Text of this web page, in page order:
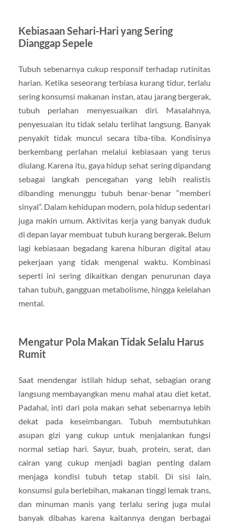
Kebiasaan Sehari-Hari yang Sering
Dianggap Sepele
Tubuh sebenarnya cukup responsif terhadap rutinitas
harian. Ketika seseorang terbiasa kurang tidur, terlalu
sering konsumsi makanan instan, atau jarang bergerak,
tubuh perlahan menyesuaikan diri. Masalahnya,
penyesuaian itu tidak selalu terlihat langsung. Banyak
penyakit tidak muncul secara tiba-tiba. Kondisinya
berkembang perlahan melalui kebiasaan yang terus
diulang. Karena itu, gaya hidup sehat sering dipandang
sebagai langkah pencegahan yang lebih realistis
dibanding menunggu tubuh benar-benar “memberi
sinyal”. Dalam kehidupan modern, pola hidup sedentari
juga makin umum. Aktivitas kerja yang banyak duduk
di depan layar membuat tubuh kurang bergerak. Belum
lagi kebiasaan begadang karena hiburan digital atau
pekerjaan yang tidak mengenal waktu. Kombinasi
seperti ini sering dikaitkan dengan penurunan daya
tahan tubuh, gangguan metabolisme, hingga kelelahan
mental.
Mengatur Pola Makan Tidak Selalu Harus
Rumit
Saat mendengar istilah hidup sehat, sebagian orang
langsung membayangkan menu mahal atau diet ketat.
Padahal, inti dari pola makan sehat sebenarnya lebih
dekat pada keseimbangan. Tubuh membutuhkan
asupan gizi yang cukup untuk menjalankan fungsi
normal setiap hari. Sayur, buah, protein, serat, dan
cairan yang cukup menjadi bagian penting dalam
menjaga kondisi tubuh tetap stabil. Di sisi lain,
konsumsi gula berlebihan, makanan tinggi lemak trans,
dan minuman manis yang terlalu sering juga mulai
banyak dibahas karena kaitannya dengan berbagai